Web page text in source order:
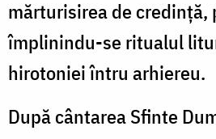
mărturisirea de credință,
împlinindu-se ritualul
hirotonieiîntru arhiereu.
După cântarea Sfinte